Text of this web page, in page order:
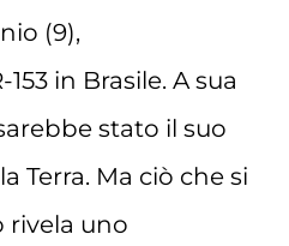
(9),
in Brasile. A sua
stato il suo
Terra. Ma ciò che si
rivela uno